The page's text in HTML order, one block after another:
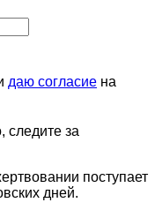
даю согласие на
следите за
поступает
дней.